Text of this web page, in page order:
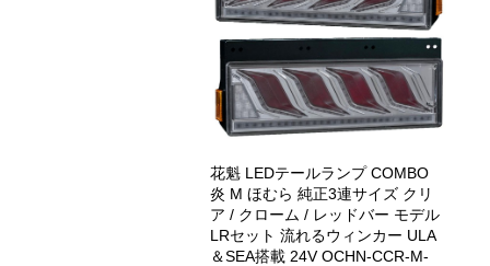
花魁 LEDテールランプ COMBO
炎 M ほむら 純正3連サイズ クリ
ア / クローム / レッドバー モデル
LRセット 流れるウィンカー ULA
＆SEA搭載 24V OCHN-CCR-M-